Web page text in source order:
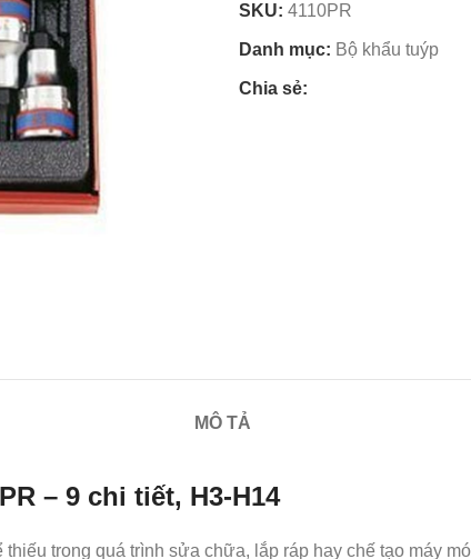
SKU: 4110PR
Danh mục: Bộ khẩu tuýp
Chia sẻ:
MÔ TẢ
– 9 chi tiết, H3-H14
thiếu trong quá trình sửa chữa, lắp ráp hay chế tạo máy